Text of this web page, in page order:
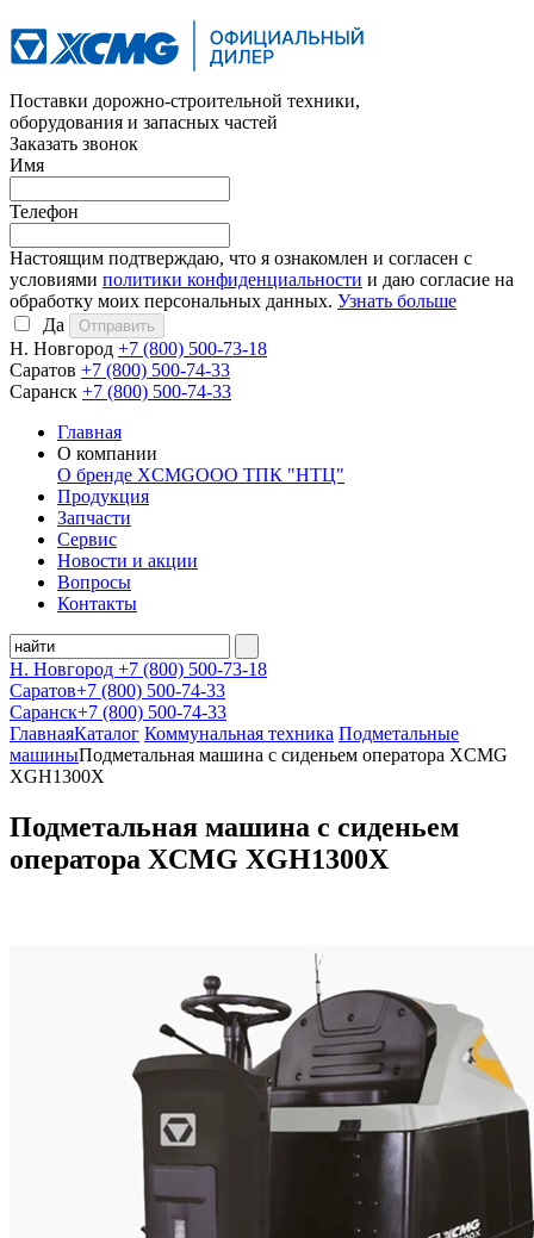
Поставки дорожно-строительной техники,
оборудования и запасных частей
Заказать звонок
Имя
Телефон
Настоящим подтверждаю, что я ознакомлен и согласен с
условиями политики конфиденциальности и даю согласие на
обработку моих персональных данных. Узнать больше
Да
Н. Новгород +7 (800) 500-73-18
Саратов +7 (800) 500-74-33
Саранск +7 (800) 500-74-33
Главная
О компании
О бренде XCMGООО ТПК "НТЦ"
Продукция
Запчасти
Сервис
Новости и акции
Вопросы
Контакты
Н. Новгород +7 (800) 500-73-18
Саратов+7 (800) 500-74-33
Саранск+7 (800) 500-74-33
ГлавнаяКаталог Коммунальная техника Подметальные
машиныПодметальная машина с сиденьем оператора XCMG
XGH1300X
Подметальная машина с сиденьем
оператора XCMG XGH1300X